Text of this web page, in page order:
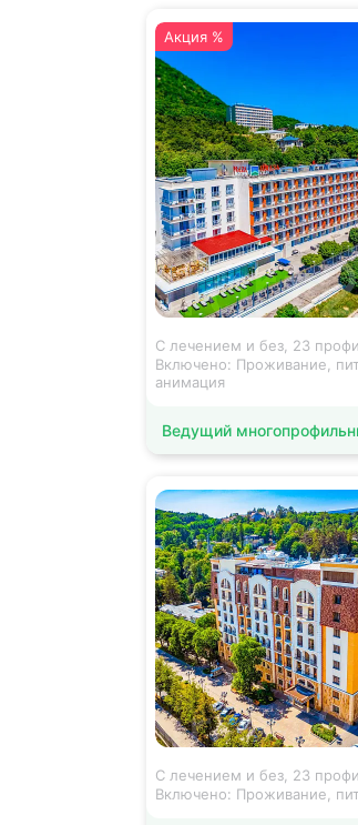
Акция %
С лечением и без, 23
Включено: Проживание,
анимация
Ведущий
С лечением и без, 23
Включено: Проживание,